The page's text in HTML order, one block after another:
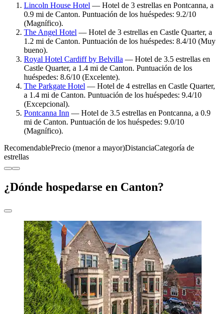
Lincoln House Hotel — Hotel de 3 estrellas en Pontcanna, a
0.9 mi de Canton. Puntuación de los huéspedes: 9.2/10
(Magnífico).
The Angel Hotel — Hotel de 3 estrellas en Castle Quarter, a
1.2 mi de Canton. Puntuación de los huéspedes: 8.4/10 (Muy
bueno).
Royal Hotel Cardiff by Belvilla — Hotel de 3.5 estrellas en
Castle Quarter, a 1.4 mi de Canton. Puntuación de los
huéspedes: 8.6/10 (Excelente).
The Parkgate Hotel — Hotel de 4 estrellas en Castle Quarter,
a 1.4 mi de Canton. Puntuación de los huéspedes: 9.4/10
(Excepcional).
Pontcanna Inn — Hotel de 3.5 estrellas en Pontcanna, a 0.9
mi de Canton. Puntuación de los huéspedes: 9.0/10
(Magnífico).
RecomendablePrecio (menor a mayor)DistanciaCategoría de
estrellas
¿Dónde hospedarse en Canton?